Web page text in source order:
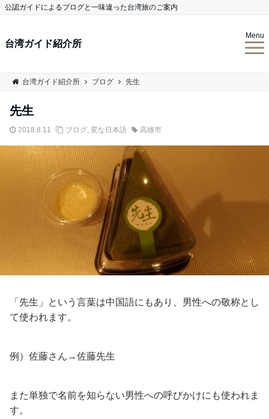
公認ガイドによるブログと一味違った台湾旅のご案内
台湾ガイド紹介所
Menu
台湾ガイド紹介所 ブログ 先生
先生
2018.8.11 ブログ, 変な日本語 高雄市
「先生」という言葉は中国語にもあり、男性への敬称とし
て使われます。
例）佐藤さん→佐藤先生
また単独で名前を知らない男性への呼びかけにも使われま
す。